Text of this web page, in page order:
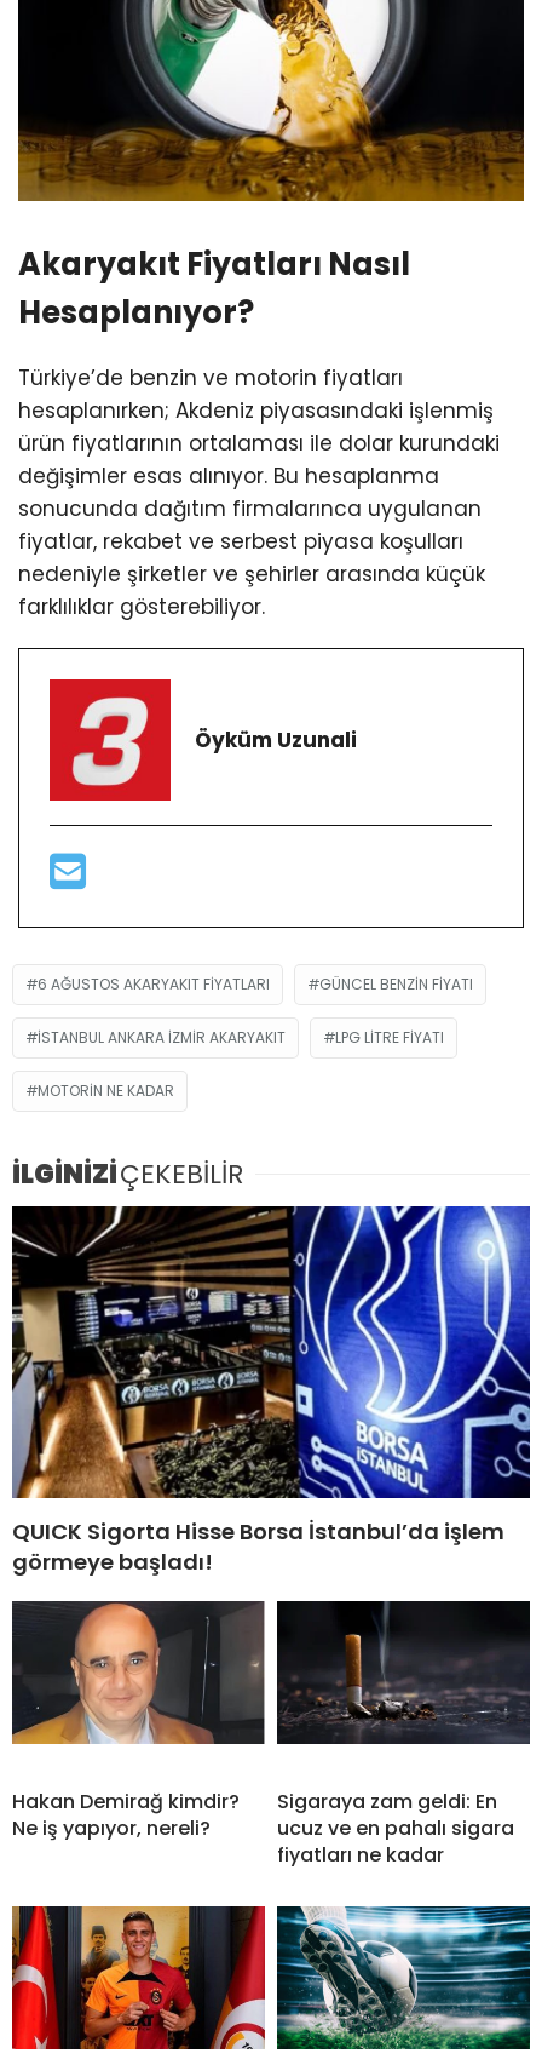
Akaryakıt Fiyatları Nasıl
Hesaplanıyor?
Türkiye’de benzin ve motorin fiyatları
hesaplanırken; Akdeniz piyasasındaki işlenmiş
ürün fiyatlarının ortalaması ile dolar kurundaki
değişimler esas alınıyor. Bu hesaplanma
sonucunda dağıtım firmalarınca uygulanan
fiyatlar, rekabet ve serbest piyasa koşulları
nedeniyle şirketler ve şehirler arasında küçük
farklılıklar gösterebiliyor.
Öyküm Uzunali
6 AĞUSTOS AKARYAKIT FIYATLARI GÜNCEL BENZIN FIYATI
ISTANBUL ANKARA IZMIR AKARYAKIT LPG LITRE FIYATI
MOTORIN NE KADAR
İLGİNİZİÇEKEBİLİR
QUICK Sigorta Hisse Borsa İstanbul’da işlem
görmeye başladı!
Hakan Demirağ kimdir?
Ne iş yapıyor, nereli?
Sigaraya zam geldi: En
ucuz ve en pahalı sigara
fiyatları ne kadar